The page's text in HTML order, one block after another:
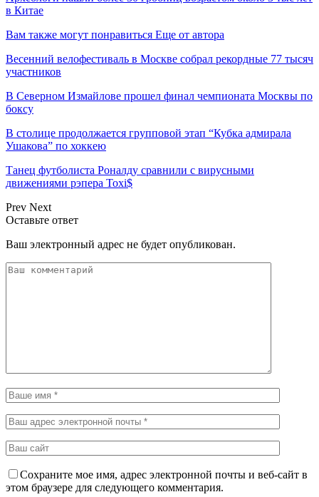
в Китае
Вам также могут понравиться Еще от автора
Весенний велофестиваль в Москве собрал рекордные 77 тысяч
участников
В Северном Измайлове прошел финал чемпионата Москвы по
боксу
В столице продолжается групповой этап “Кубка адмирала
Ушакова” по хоккею
Танец футболиста Роналду сравнили с вирусными
движениями рэпера Toxi$
Prev Next
Оставьте ответ
Ваш электронный адрес не будет опубликован.
Сохраните мое имя, адрес электронной почты и веб-сайт в
этом браузере для следующего комментария.